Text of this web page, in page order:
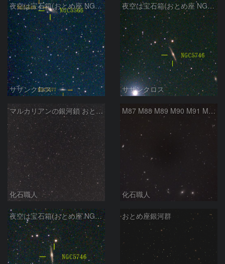
夜空は宝石箱(おとめ座 NGC5566) Seestar50
サザンクロス
夜空は宝石箱(おとめ座 NGC5746) Seestar50
サザンクロス
マルカリアンの銀河鎖 おとめ座・ かみのけ座の銀河
化石職人
M87 M88 M89 M90 M91 M100 マルカリアンの銀河鎖 おとめ座 かみのけ座
化石職人
夜空は宝石箱(おとめ座 NGC5746) Seestar50 おとめ座銀河群